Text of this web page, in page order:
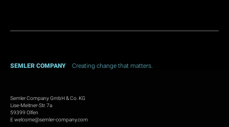
SEMLER COMPANY Creating change that matters.
Semler Company GmbH & Co. KG
Lise-Meitner-Str. 7a
59399 Olfen
Ewelcome@semler-company.com